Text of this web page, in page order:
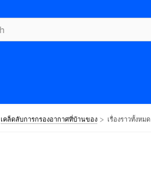
เคล็ดลับการกรองอากาศที่บ้านของ เรื่องราวทั้งหมด